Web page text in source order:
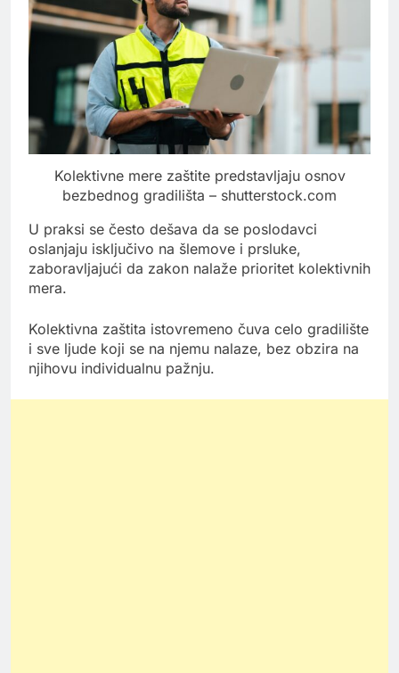
Kolektivne mere zaštite predstavljaju osnov
bezbednog gradilišta – shutterstock.com
U praksi se često dešava da se poslodavci
oslanjaju isključivo na šlemove i prsluke,
zaboravljajući da zakon nalaže prioritet kolektivnih
mera.
Kolektivna zaštita istovremeno čuva celo gradilište
i sve ljude koji se na njemu nalaze, bez obzira na
njihovu individualnu pažnju.